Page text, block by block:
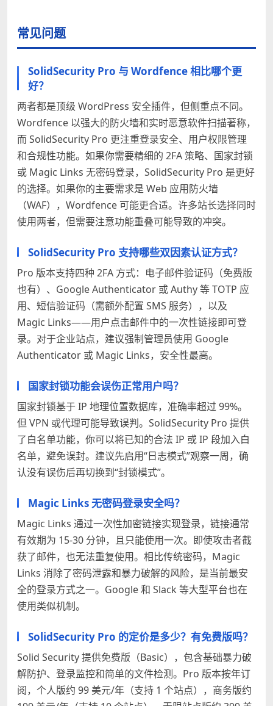
常见问题
SolidSecurity Pro 与 Wordfence 相比哪个更
好？
两者都是顶级 WordPress 安全插件，但侧重点不同。
Wordfence 以强大的防火墙和实时恶意软件扫描著称，
而 SolidSecurity Pro 更注重登录安全、用户权限管理
和合规性功能。如果你需要精细的 2FA 策略、国家封锁
或 Magic Links 无密码登录，SolidSecurity Pro 是更好
的选择。如果你的主要需求是 Web 应用防火墙
（WAF），Wordfence 可能更合适。许多站长选择同时
使用两者，但需要注意功能重叠可能导致的冲突。
SolidSecurity Pro 支持哪些双因素认证方式？
Pro 版本支持四种 2FA 方式：电子邮件验证码（免费版
也有）、Google Authenticator 或 Authy 等 TOTP 应
用、短信验证码（需额外配置 SMS 服务），以及
Magic Links——用户点击邮件中的一次性链接即可登
录。对于企业站点，建议强制管理员使用 Google
Authenticator 或 Magic Links，安全性最高。
国家封锁功能会误伤正常用户吗？
国家封锁基于 IP 地理位置数据库，准确率超过 99%。
但 VPN 或代理可能导致误判。SolidSecurity Pro 提供
了白名单功能，你可以将已知的合法 IP 或 IP 段加入白
名单，避免误封。建议先启用“日志模式”观察一周，确
认没有误伤后再切换到“封锁模式”。
Magic Links 无密码登录安全吗？
Magic Links 通过一次性加密链接实现登录，链接通常
有效期为 15-30 分钟，且只能使用一次。即使攻击者截
获了邮件，也无法重复使用。相比传统密码，Magic
Links 消除了密码泄露和暴力破解的风险，是当前最安
全的登录方式之一。Google 和 Slack 等大型平台也在
使用类似机制。
SolidSecurity Pro 的定价是多少？有免费版吗？
Solid Security 提供免费版（Basic），包含基础暴力破
解防护、登录监控和简单的文件检测。Pro 版本按年订
阅，个人版约 99 美元/年（支持 1 个站点），商务版约